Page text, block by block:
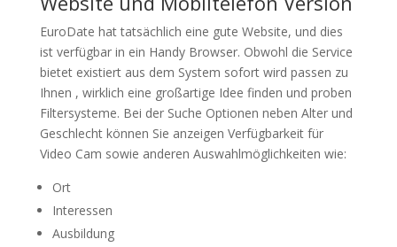
EuroDate hat tatsächlich eine gute Website, und dies
ist verfügbar in ein Handy Browser. Obwohl die Service
bietet existiert aus dem System sofort wird passen zu
Ihnen , wirklich eine großartige Idee finden und proben
Filtersysteme. Bei der Suche Optionen neben Alter und
Geschlecht können Sie anzeigen Verfügbarkeit für
Video Cam sowie anderen Auswahlmöglichkeiten wie:
Ort
Interessen
Ausbildung